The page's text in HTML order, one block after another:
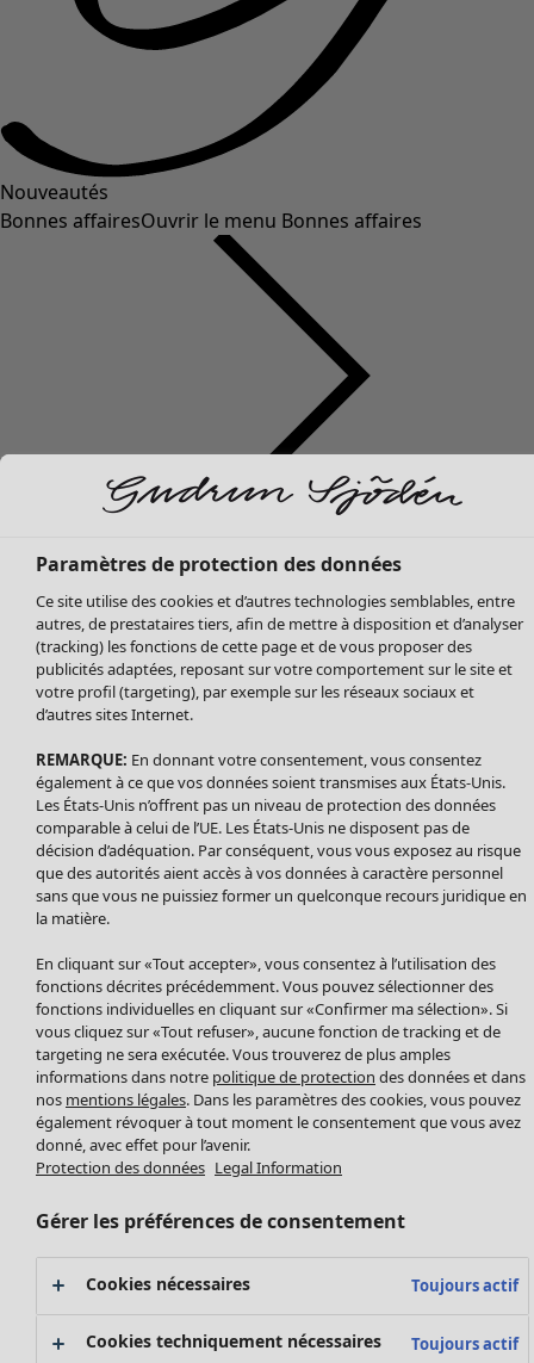
Nouveautés
Bonnes affairesOuvrir le menu Bonnes affaires
Tous les vêtements
Tuniques
Blouses
Tops
Gilets
Jupes
Manteaux & vestes
Leggings et collants
Accessoires
Chaussures
Vêtements de bain
Basics
Soldes Mobilier
Bonnes affaires déco
Décoration
Textiles
Tapis
Éponge
Promos SOLDES
Nouvel arrivage
Paramètres de protection des données
Ce site utilise des cookies et d’autres technologies semblables, entre
autres, de prestataires tiers, afin de mettre à disposition et d’analyser
(tracking) les fonctions de cette page et de vous proposer des
publicités adaptées, reposant sur votre comportement sur le site et
votre profil (targeting), par exemple sur les réseaux sociaux et
d’autres sites Internet.
REMARQUE: En donnant votre consentement, vous consentez
également à ce que vos données soient transmises aux États-Unis.
Les États-Unis n’offrent pas un niveau de protection des données
comparable à celui de l’UE. Les États-Unis ne disposent pas de
décision d’adéquation. Par conséquent, vous vous exposez au risque
que des autorités aient accès à vos données à caractère personnel
sans que vous ne puissiez former un quelconque recours juridique en
la matière.
En cliquant sur «Tout accepter», vous consentez à l’utilisation des
fonctions décrites précédemment. Vous pouvez sélectionner des
fonctions individuelles en cliquant sur «Confirmer ma sélection». Si
vous cliquez sur «Tout refuser», aucune fonction de tracking et de
targeting ne sera exécutée. Vous trouverez de plus amples
informations dans notre politique de protection des données et dans
nos mentions légales. Dans les paramètres des cookies, vous pouvez
également révoquer à tout moment le consentement que vous avez
donné, avec effet pour l’avenir.
Protection des données Legal Information
Gérer les préférences de consentement
Cookies nécessaires Toujours actif
Cookies techniquement nécessaires Toujours actif